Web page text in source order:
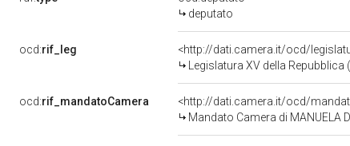
deputato
ocd:rif_leg
<http://dati.camera.it/ocd/
Legislatura XV della
ocd:rif_mandatoCamera
<http://dati.camera.it/ocd/
Mandato Camera di MANUELA